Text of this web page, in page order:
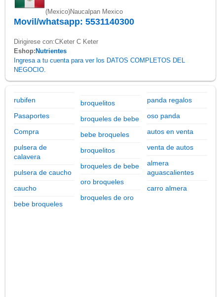
(Mexico)Naucalpan Mexico
Movil/whatsapp: 5531140300
Dirigirese con:CKeter C Keter
Eshop: Nutrientes
Ingresa a tu cuenta para ver los DATOS COMPLETOS DEL
NEGOCIO.
rubifen
Pasaportes
Compra
pulsera de
calavera
pulsera de caucho
caucho
bebe broqueles
broquelitos
broqueles de bebe
bebe broqueles
broquelitos
broqueles de bebe
oro broqueles
broqueles de oro
panda regalos
oso panda
autos en venta
venta de autos
almera
aguascalientes
carro almera